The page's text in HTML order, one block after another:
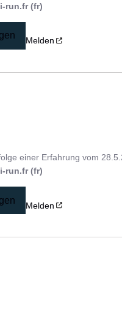
i-run.fr (fr)
Melden
einer Erfahrung vom
i-run.fr (fr)
Melden